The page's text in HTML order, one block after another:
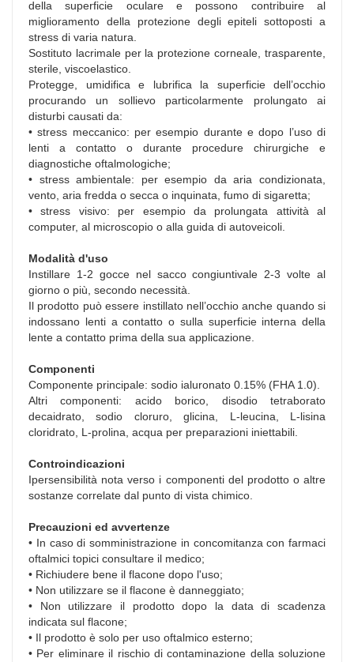
della superficie oculare e possono contribuire al
miglioramento della protezione degli epiteli sottoposti a
stress di varia natura.
Sostituto lacrimale per la protezione corneale, trasparente,
sterile, viscoelastico.
Protegge, umidifica e lubrifica la superficie dell’occhio
procurando un sollievo particolarmente prolungato ai
disturbi causati da:
• stress meccanico: per esempio durante e dopo l’uso di
lenti a contatto o durante procedure chirurgiche e
diagnostiche oftalmologiche;
• stress ambientale: per esempio da aria condizionata,
vento, aria fredda o secca o inquinata, fumo di sigaretta;
• stress visivo: per esempio da prolungata attività al
computer, al microscopio o alla guida di autoveicoli.
Modalità d'uso
Instillare 1-2 gocce nel sacco congiuntivale 2-3 volte al
giorno o più, secondo necessità.
Il prodotto può essere instillato nell’occhio anche quando si
indossano lenti a contatto o sulla superficie interna della
lente a contatto prima della sua applicazione.
Componenti
Componente principale: sodio ialuronato 0.15% (FHA 1.0).
Altri componenti: acido borico, disodio tetraborato
decaidrato, sodio cloruro, glicina, L-leucina, L-lisina
cloridrato, L-prolina, acqua per preparazioni iniettabili.
Controindicazioni
Ipersensibilità nota verso i componenti del prodotto o altre
sostanze correlate dal punto di vista chimico.
Precauzioni ed avvertenze
• In caso di somministrazione in concomitanza con farmaci
oftalmici topici consultare il medico;
• Richiudere bene il flacone dopo l'uso;
• Non utilizzare se il flacone è danneggiato;
• Non utilizzare il prodotto dopo la data di scadenza
indicata sul flacone;
• Il prodotto è solo per uso oftalmico esterno;
• Per eliminare il rischio di contaminazione della soluzione